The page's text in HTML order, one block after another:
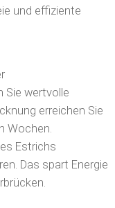
und effiziente
Sie wertvolle
erreichen Sie
Wochen.
Estrichs
Das spart Energie